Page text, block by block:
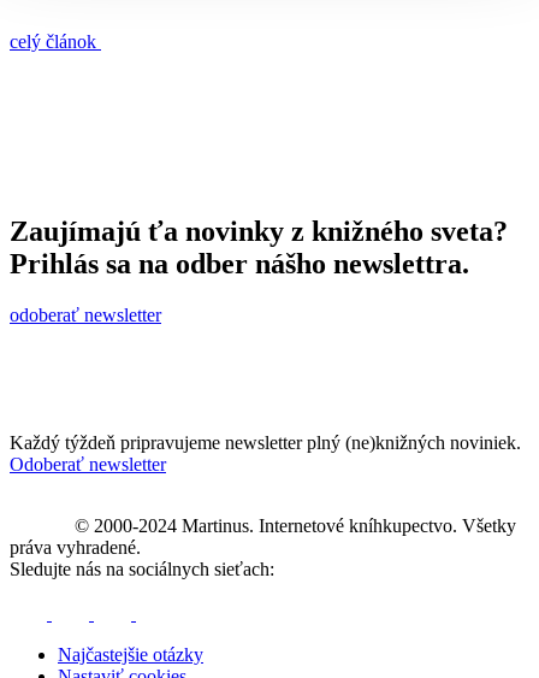
celý článok
Zaujímajú ťa novinky z knižného sveta?
Prihlás sa na odber nášho newslettra.
odoberať newsletter
Každý týždeň pripravujeme newsletter plný (ne)knižných noviniek.
Odoberať newsletter
© 2000-2024 Martinus. Internetové kníhkupectvo. Všetky
práva vyhradené.
Sledujte nás na sociálnych sieťach:
Najčastejšie otázky